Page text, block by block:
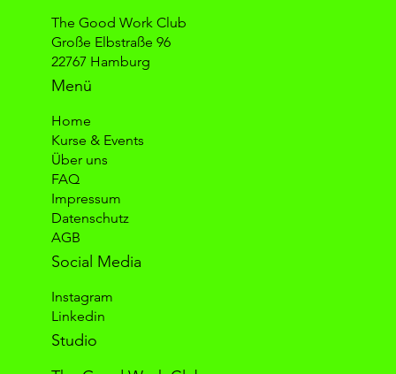
The Good Work Club
Große Elbstraße 96
22767 Hamburg
Menü
Home
Kurse & Events
Über uns
FAQ
Impressum
Datenschutz
AGB
Social Media
Instagram
Linkedin
Studio